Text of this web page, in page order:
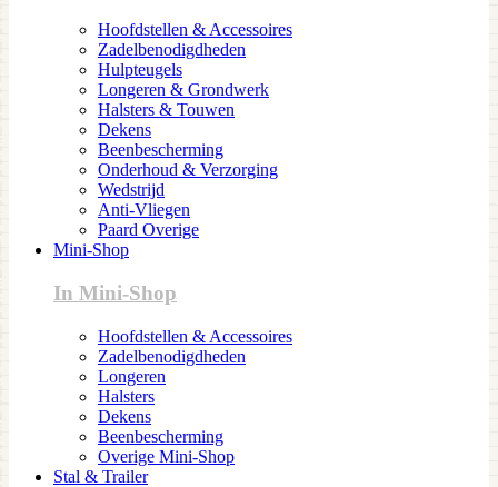
Hoofdstellen & Accessoires
Zadelbenodigdheden
Hulpteugels
Longeren & Grondwerk
Halsters & Touwen
Dekens
Beenbescherming
Onderhoud & Verzorging
Wedstrijd
Anti-Vliegen
Paard Overige
Mini-Shop
In Mini-Shop
Hoofdstellen & Accessoires
Zadelbenodigdheden
Longeren
Halsters
Dekens
Beenbescherming
Overige Mini-Shop
Stal & Trailer